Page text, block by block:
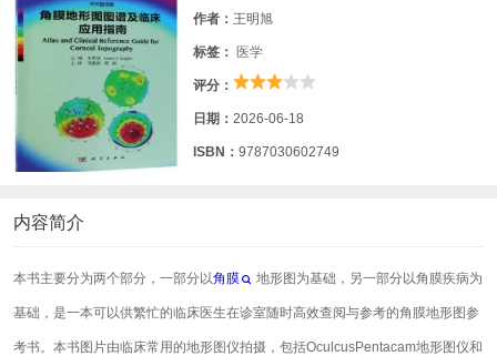
作者： 王明旭
标签： 医学
评分：
日期： 2026-06-18
ISBN： 9787030602749
内容简介
本书主要分为两个部分，一部分以角膜 地形图为基础，另一部分以角膜疾病为
基础，是一本可以供繁忙的临床医生在诊室随时高效查阅与参考的角膜地形图参
考书。本书图片由临床常用的地形图仪拍摄，包括OculcusPentacam地形图仪和